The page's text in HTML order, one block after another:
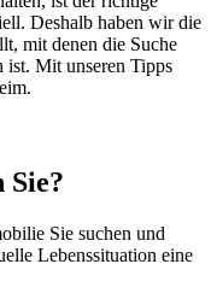
Deshalb haben wir die
mit denen die Suche
ist. Mit unseren Tipps
Sie?
Sie suchen und
Lebenssituation eine